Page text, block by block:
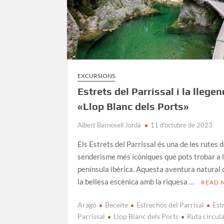
EXCURSIONS
Estrets del Parrissal i la
«Llop Blanc dels Ports»
Albert Barnosell Jordà 11 d'octubre de 2023
Els Estrets del Parrissal és una de les rutes
senderisme més icòniques que pots trobar a
península ibèrica. Aquesta aventura natural
la bellesa escènica amb la riquesa …
READ
Aragó Beceite Estrechos del Parrisal
Parrissal
Llop Blanc dels Ports
Ruta